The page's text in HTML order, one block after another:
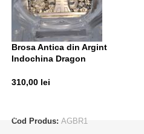
Brosa Antica din Argint
Indochina Dragon
310,00 lei
Cod Produs: AGBR1